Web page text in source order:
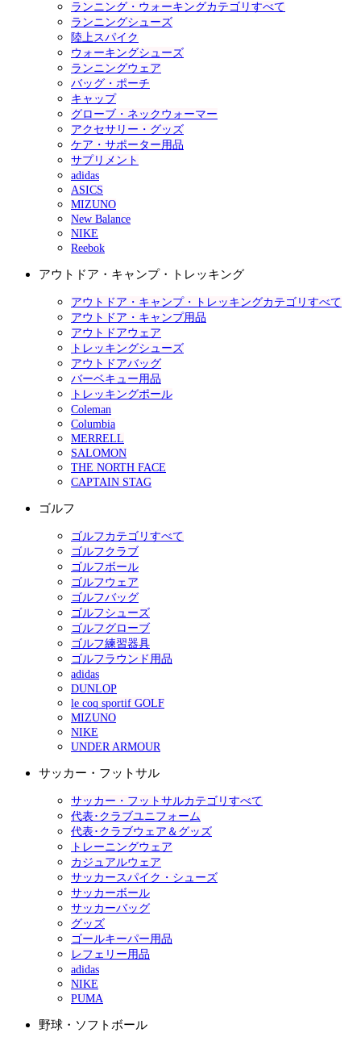
ランニング・ウォーキングカテゴリすべて
ランニングシューズ
陸上スパイク
ウォーキングシューズ
ランニングウェア
バッグ・ポーチ
キャップ
グローブ・ネックウォーマー
アクセサリー・グッズ
ケア・サポーター用品
サプリメント
adidas
ASICS
MIZUNO
New Balance
NIKE
Reebok
アウトドア・キャンプ・トレッキング
アウトドア・キャンプ・トレッキングカテゴリすべて
アウトドア・キャンプ用品
アウトドアウェア
トレッキングシューズ
アウトドアバッグ
バーベキュー用品
トレッキングポール
Coleman
Columbia
MERRELL
SALOMON
THE NORTH FACE
CAPTAIN STAG
ゴルフ
ゴルフカテゴリすべて
ゴルフクラブ
ゴルフボール
ゴルフウェア
ゴルフバッグ
ゴルフシューズ
ゴルフグローブ
ゴルフ練習器具
ゴルフラウンド用品
adidas
DUNLOP
le coq sportif GOLF
MIZUNO
NIKE
UNDER ARMOUR
サッカー・フットサル
サッカー・フットサルカテゴリすべて
代表･クラブユニフォーム
代表･クラブウェア＆グッズ
トレーニングウェア
カジュアルウェア
サッカースパイク・シューズ
サッカーボール
サッカーバッグ
グッズ
ゴールキーパー用品
レフェリー用品
adidas
NIKE
PUMA
野球・ソフトボール